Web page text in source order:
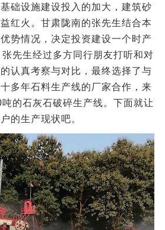
础设施建设投入的加大，建筑砂
红火。甘肃陇南的张先生结合本
势情况，决定投资建设一个时产
先生经过多方同行朋友打听和对
认真考察与对比，最终选择了与
多年石料生产线的厂家合作，来
的石灰石破碎生产线。下面就让
的生产现状吧。